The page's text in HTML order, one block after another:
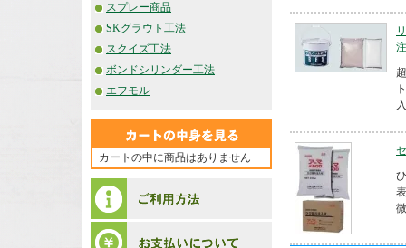
スプレー商品
SKグラウト工法
スクイズ工法
ボンドシリンダー工法
エフモル
カートの中に商品はありません